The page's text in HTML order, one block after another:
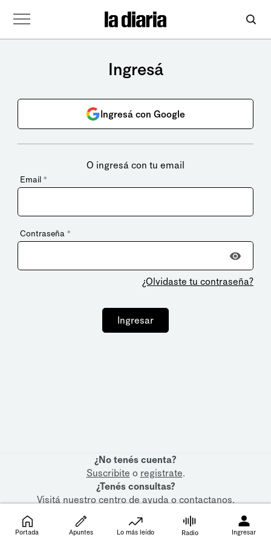
Ingresá
Ingresá con Google
O ingresá con tu email
Email *
Contraseña *
¿Olvidaste tu contraseña?
Ingresar
¿No tenés cuenta?
Suscribite o registrate.
¿Tenés consultas?
Visitá nuestrocentro de ayudaocontactanos.
Portada Apuntes Lo más leído Radio Ingresar